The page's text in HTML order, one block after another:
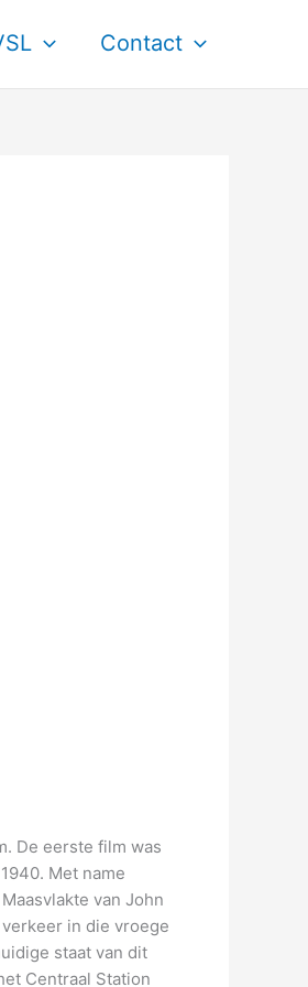
Contact
De eerste film was
Met name
van John
in die vroege
staat van dit
Centraal Station